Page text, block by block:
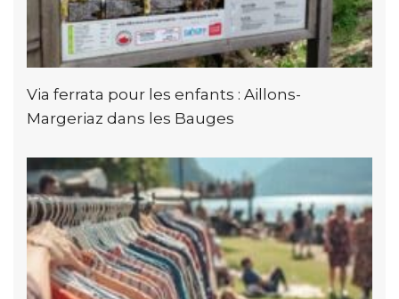
Via ferrata pour les enfants : Aillons-
Margeriaz dans les Bauges